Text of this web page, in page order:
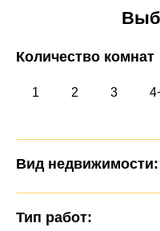
Количество комнат
1 2 3
Вид недвижимости:
Тип работ: